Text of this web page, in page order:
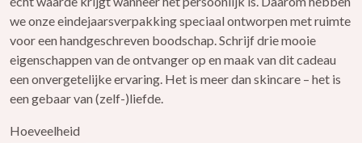
we onze eindejaarsverpakking speciaal ontworpen met ruimte
voor een handgeschreven boodschap. Schrijf drie mooie
eigenschappen van de ontvanger op en maak van dit cadeau
een onvergetelijke ervaring. Het is meer dan skincare – het is
een gebaar van (zelf-)liefde.
Hoeveelheid